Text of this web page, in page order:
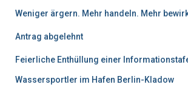
Weniger ärgern. Mehr handeln. Mehr
Antrag abgelehnt
Feierliche Enthüllung einer
Wassersportler im Hafen Berlin-Kladow